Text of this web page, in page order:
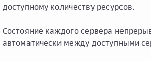
доступному количеству ресурсов.
Состояние каждого сервера
автоматически между доступными